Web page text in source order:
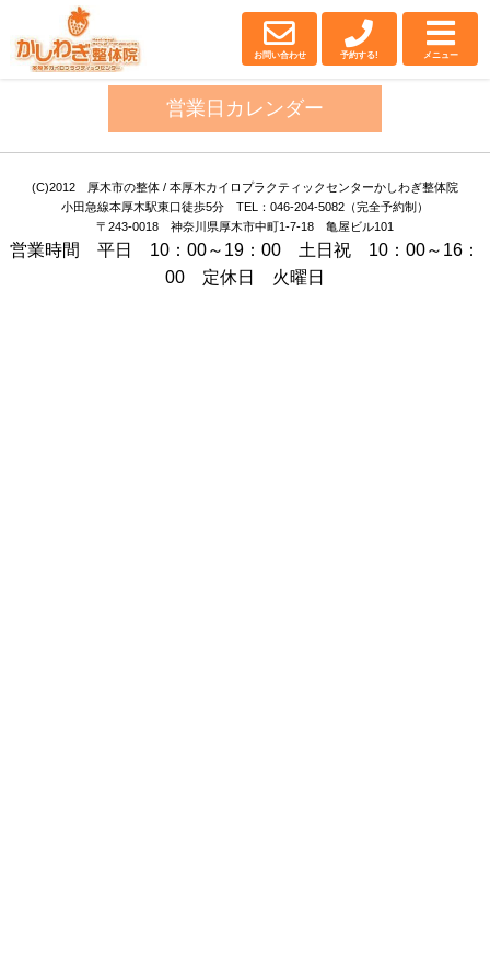
お問い合わせ 予約する! メニュー
営業日カレンダー
(C)2012 厚木市の整体 / 本厚木カイロプラクティックセンターかしわぎ整体院
小田急線本厚木駅東口徒歩5分 TEL：046-204-5082（完全予約制）
〒243-0018 神奈川県厚木市中町1-7-18 亀屋ビル101
営業時間 平日 10：00～19：00 土日祝 10：00～16：
00 定休日 火曜日